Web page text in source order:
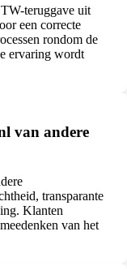
teruggave uit
een correcte
rondom de
ervaring wordt
van andere
transparante
Klanten
van het